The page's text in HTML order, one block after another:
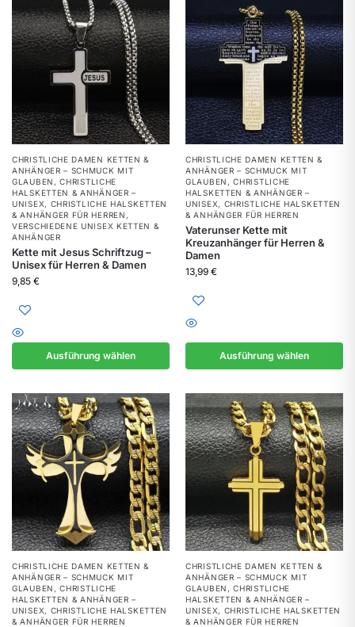
CHRISTLICHE DAMEN KETTEN &
ANHÄNGER – SCHMUCK MIT
GLAUBEN ,CHRISTLICHE
HALSKETTEN & ANHÄNGER –
UNISEX, CHRISTLICHE HALSKETTEN
& ANHÄNGER FÜR HERREN ,
VERSCHIEDENE UNISEX KETTEN &
ANHÄNGER
Kette mit Jesus Schriftzug –
Unisex für Herren & Damen
9,85 €
Ausführung wählen
CHRISTLICHE DAMEN KETTEN &
ANHÄNGER – SCHMUCK MIT
GLAUBEN ,CHRISTLICHE
HALSKETTEN & ANHÄNGER –
UNISEX, CHRISTLICHE HALSKETTEN
& ANHÄNGER FÜR HERREN
Vaterunser Kette mit
Kreuzanhänger für Herren &
Damen
13,99 €
Ausführung wählen
CHRISTLICHE DAMEN KETTEN &
ANHÄNGER – SCHMUCK MIT
GLAUBEN ,CHRISTLICHE
HALSKETTEN & ANHÄNGER –
UNISEX, CHRISTLICHE HALSKETTEN
& ANHÄNGER FÜR HERREN
CHRISTLICHE DAMEN KETTEN &
ANHÄNGER – SCHMUCK MIT
GLAUBEN ,CHRISTLICHE
HALSKETTEN & ANHÄNGER –
UNISEX, CHRISTLICHE HALSKETTEN
& ANHÄNGER FÜR HERREN